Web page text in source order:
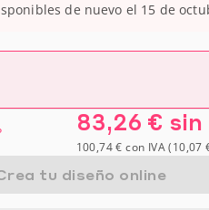
de nuevo el 15 de
83,26 € sin
100,74 € con IVA(10,07
tu diseño online